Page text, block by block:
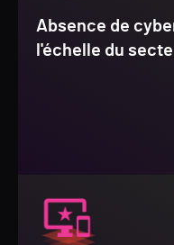
Absence de
l'échelle du